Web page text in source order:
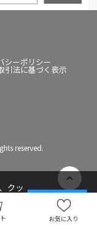
お気に入り
シーポリシー
引法に基づく表示
reserved.
クッ
承諾する